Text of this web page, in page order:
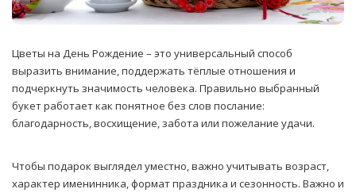
Цветы на День Рождение – это универсальный способ
выразить внимание, поддержать тёплые отношения и
подчеркнуть значимость человека. Правильно выбранный
букет работает как понятное без слов послание:
благодарность, восхищение, забота или пожелание удачи.
Чтобы подарок выглядел уместно, важно учитывать возраст,
характер именинника, формат праздника и сезонность. Важно и